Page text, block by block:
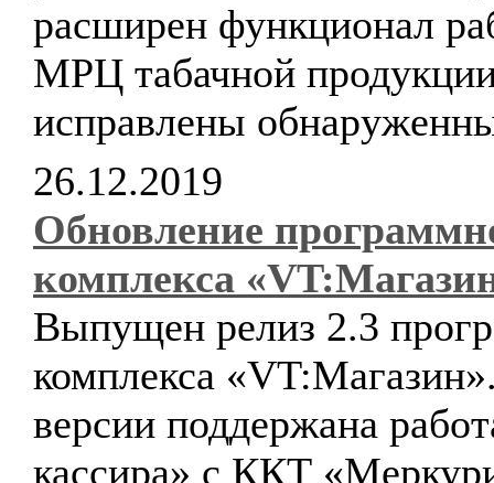
расширен функционал
МРЦ табачной
исправлены
26.12.2019
Обновление
комплекса
Выпущен релиз 2.3
комплекса
версии поддержана
кассира» с ККТ